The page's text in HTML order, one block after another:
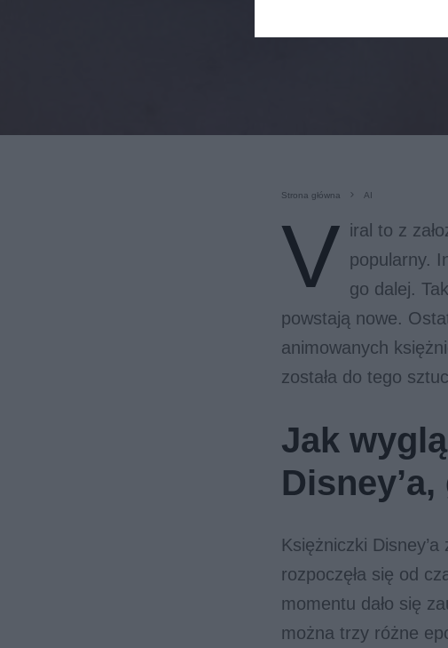
Strona główna AI
V iral to z
popularny.
go dalej.
powstają nowe.
animowanych
została do tego
Jak
Księżniczki
rozpoczęła się od
momentu dało się
można trzy różne